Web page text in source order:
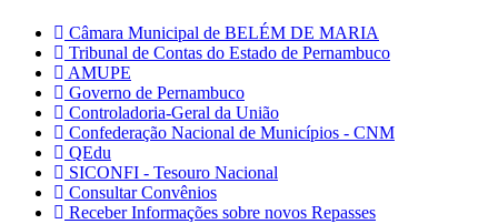
Câmara Municipal de BELÉM DE MARIA
Tribunal de Contas do Estado de Pernambuco
AMUPE
Governo de Pernambuco
Controladoria-Geral da União
Confederação Nacional de Municípios - CNM
QEdu
SICONFI - Tesouro Nacional
Consultar Convênios
Receber Informações sobre novos Repasses